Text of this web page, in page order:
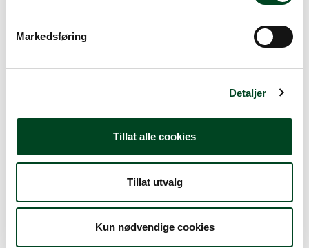
Markedsføring
Detaljer
Tillat alle cookies
Tillat utvalg
Kun nødvendige cookies
Alternative produkter
x 40 x 8 cm 230V
22.227,50